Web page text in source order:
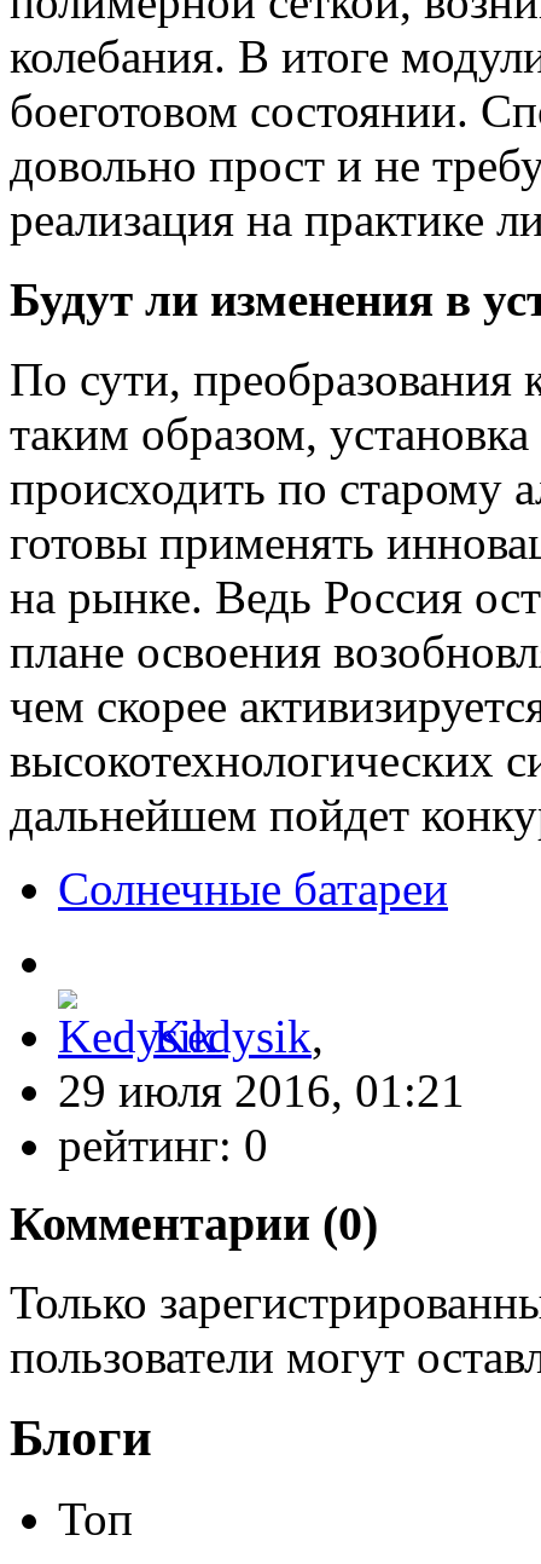
колебания. В итоге
боеготовом состоянии.
довольно прост и не
реализация на практике
Будут ли изменения в
По сути,
таким образом,
происходить по старому
готовы применять
на рынке. Ведь Россия
плане освоения
чем скорее
высокотехнологических
дальнейшем пойдет
Солнечные батареи
Kedysik,
29 июля 2016, 01:21
рейтинг: 0
Комментарии (0)
Только
пользователи могут
Блоги
Топ